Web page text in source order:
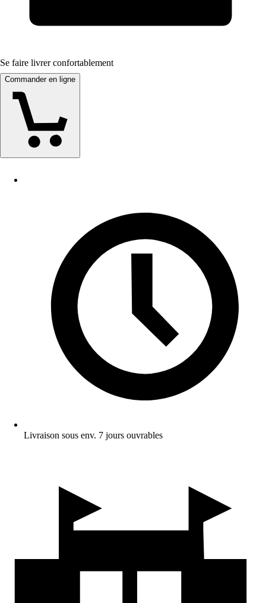
Se faire livrer confortablement
Commander en ligne
Livraison sous env. 7 jours ouvrables